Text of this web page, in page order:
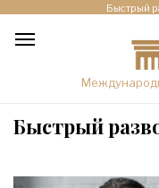
Быстрый
Быстрый